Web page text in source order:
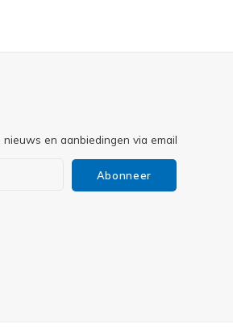
en aanbiedingen via email
Abonneer